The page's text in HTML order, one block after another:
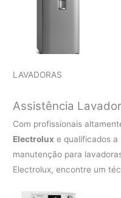
LAVADORAS
Assistência
Com profissionais
Electrolux e qualificados a
manutenção para
Electrolux, encontre um